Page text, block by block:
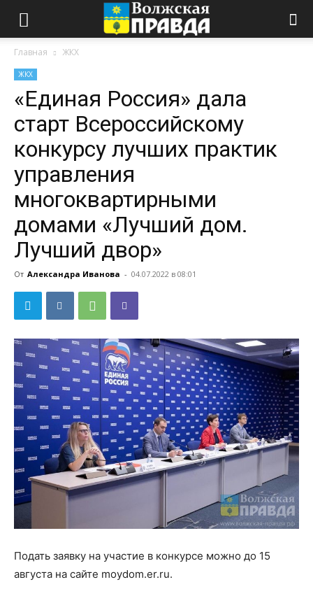
Главная ЖКХ
ЖКХ
«Единая Россия» дала
старт Всероссийскому
конкурсу лучших практик
управления
многоквартирными
домами «Лучший дом.
Лучший двор»
От Александра Иванова - 04.07.2022 в 08:01
Подать заявку на участие в конкурсе можно до 15
августа на сайте moydom.er.ru.